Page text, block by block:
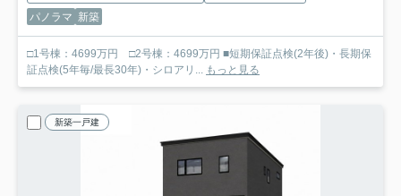
パノラマ 新築
□1号棟：4699万円 □2号棟：4699万円 ■短期保証点検(2年後)・長期保
証点検(5年毎/最長30年)・シロアリ... もっと見る
新築一戸建